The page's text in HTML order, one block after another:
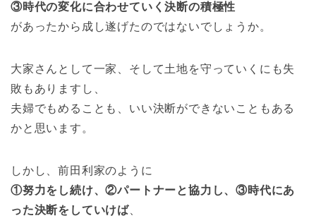
③時代の変化に合わせていく決断の積極性
があったから成し遂げたのではないでしょうか。
大家さんとして一家、そして土地を守っていくにも失
敗もありますし、
夫婦でもめることも、いい決断ができないこともある
かと思います。
しかし、前田利家のように
①努力をし続け、②パートナーと協力し、③時代にあ
った決断をしていけば